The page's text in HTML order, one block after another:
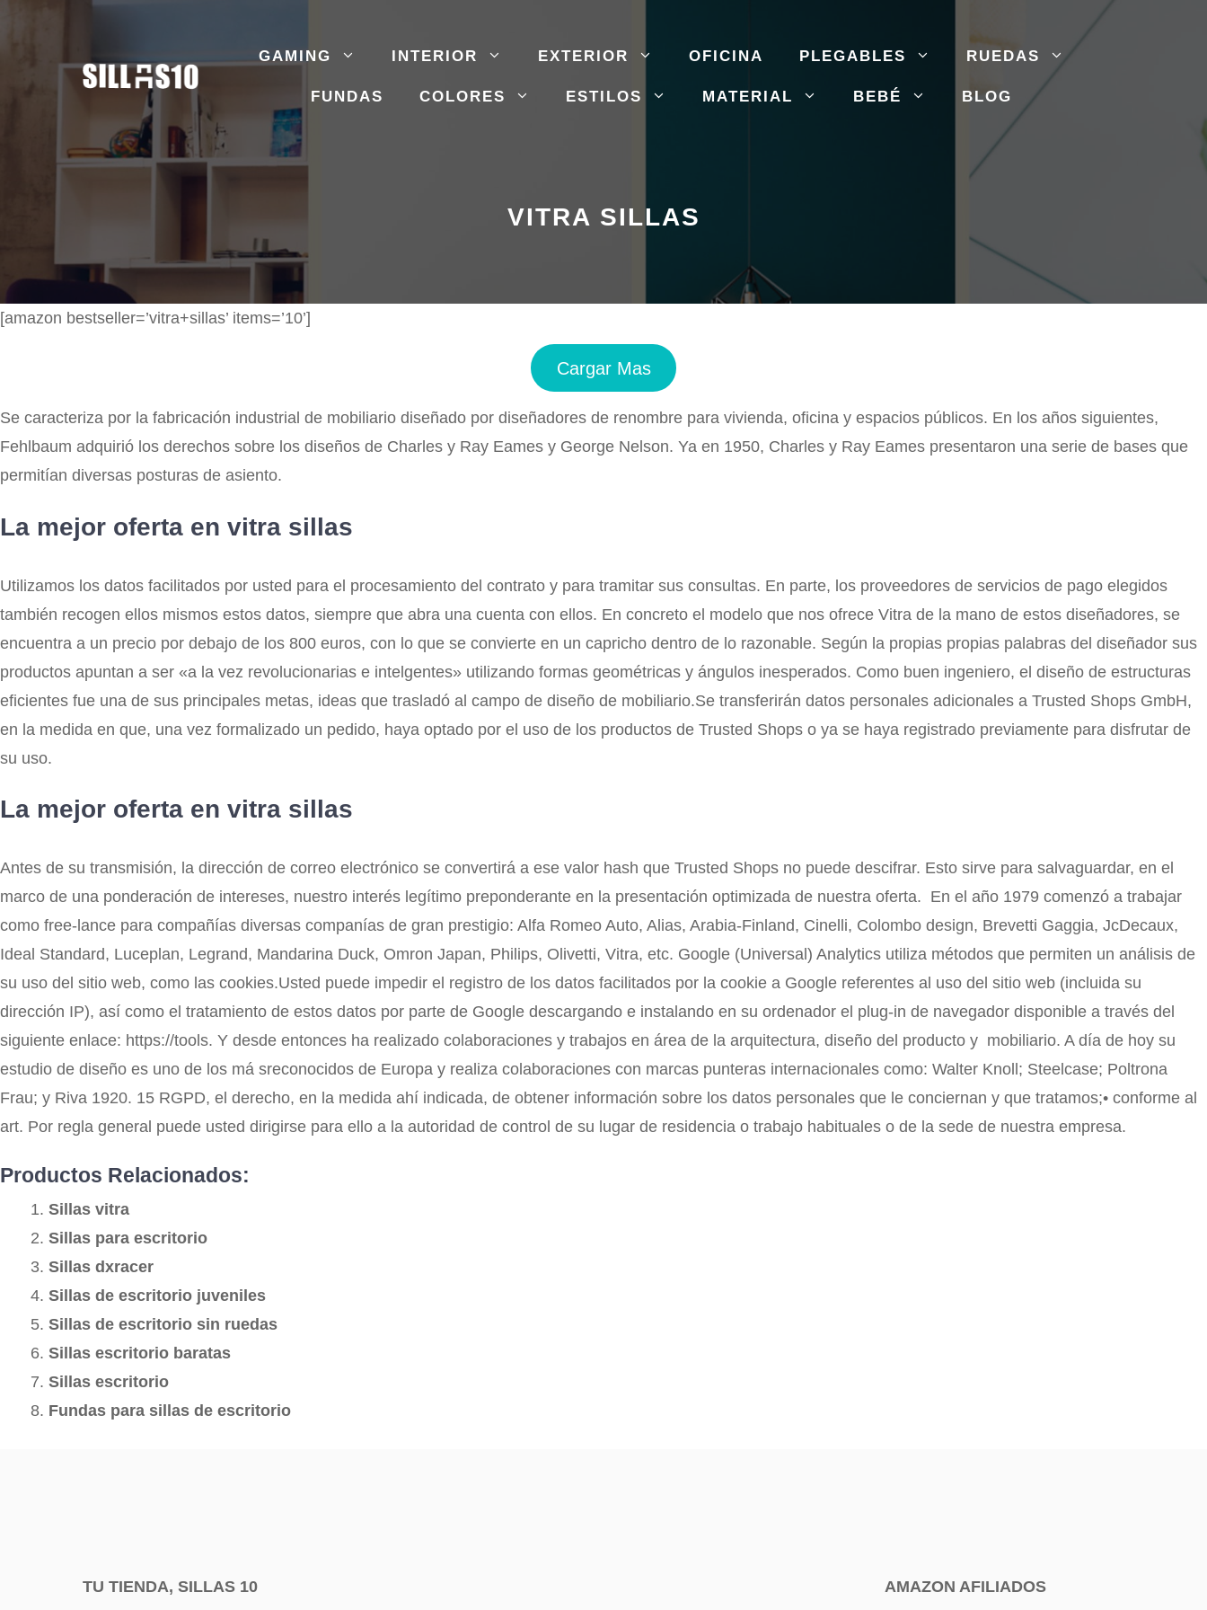
contenido
GAMING INTERIOR EXTERIOR OFICINA PLEGABLES RUEDAS
FUNDAS COLORES ESTILOS MATERIAL BEBÉ BLOG
VITRA SILLAS
[amazon bestseller=’vitra+sillas’ items=’10’]
Cargar Mas
Se caracteriza por la fabricación industrial de mobiliario diseñado por diseñadores de renombre para vivienda, oficina y espacios públicos. En los años siguientes,
Fehlbaum adquirió los derechos sobre los diseños de Charles y Ray Eames y George Nelson. Ya en 1950, Charles y Ray Eames presentaron una serie de bases que
permitían diversas posturas de asiento.
La mejor oferta en vitra sillas
Utilizamos los datos facilitados por usted para el procesamiento del contrato y para tramitar sus consultas. En parte, los proveedores de servicios de pago elegidos
también recogen ellos mismos estos datos, siempre que abra una cuenta con ellos. En concreto el modelo que nos ofrece Vitra de la mano de estos diseñadores, se
encuentra a un precio por debajo de los 800 euros, con lo que se convierte en un capricho dentro de lo razonable. Según la propias propias palabras del diseñador sus
productos apuntan a ser «a la vez revolucionarias e intelgentes» utilizando formas geométricas y ángulos inesperados. Como buen ingeniero, el diseño de estructuras
eficientes fue una de sus principales metas, ideas que trasladó al campo de diseño de mobiliario.Se transferirán datos personales adicionales a Trusted Shops GmbH,
en la medida en que, una vez formalizado un pedido, haya optado por el uso de los productos de Trusted Shops o ya se haya registrado previamente para disfrutar de
su uso.
La mejor oferta en vitra sillas
Antes de su transmisión, la dirección de correo electrónico se convertirá a ese valor hash que Trusted Shops no puede descifrar. Esto sirve para salvaguardar, en el
marco de una ponderación de intereses, nuestro interés legítimo preponderante en la presentación optimizada de nuestra oferta. En el año 1979 comenzó a trabajar
como free-lance para compañías diversas companías de gran prestigio: Alfa Romeo Auto, Alias, Arabia-Finland, Cinelli, Colombo design, Brevetti Gaggia, JcDecaux,
Ideal Standard, Luceplan, Legrand, Mandarina Duck, Omron Japan, Philips, Olivetti, Vitra, etc. Google (Universal) Analytics utiliza métodos que permiten un análisis de
su uso del sitio web, como las cookies.Usted puede impedir el registro de los datos facilitados por la cookie a Google referentes al uso del sitio web (incluida su
dirección IP), así como el tratamiento de estos datos por parte de Google descargando e instalando en su ordenador el plug-in de navegador disponible a través del
siguiente enlace: https://tools. Y desde entonces ha realizado colaboraciones y trabajos en área de la arquitectura, diseño del producto y mobiliario. A día de hoy su
estudio de diseño es uno de los má sreconocidos de Europa y realiza colaboraciones con marcas punteras internacionales como: Walter Knoll; Steelcase; Poltrona
Frau; y Riva 1920. 15 RGPD, el derecho, en la medida ahí indicada, de obtener información sobre los datos personales que le conciernan y que tratamos;• conforme al
art. Por regla general puede usted dirigirse para ello a la autoridad de control de su lugar de residencia o trabajo habituales o de la sede de nuestra empresa.
Productos Relacionados:
Sillas vitra
Sillas para escritorio
Sillas dxracer
Sillas de escritorio juveniles
Sillas de escritorio sin ruedas
Sillas escritorio baratas
Sillas escritorio
Fundas para sillas de escritorio
TU TIENDA, SILLAS 10 AMAZON AFILIADOS